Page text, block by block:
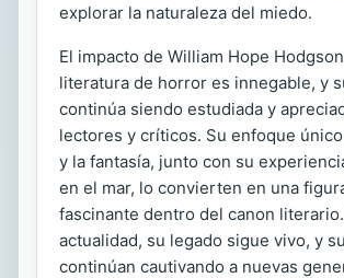
explorar la naturaleza del miedo.
El impacto de William Hope
literatura de horror es innegable, y
continúa siendo estudiada y
lectores y críticos. Su enfoque
y la fantasía, junto con su
en el mar, lo convierten en una
fascinante dentro del canon
actualidad, su legado sigue vivo, y
continúan cautivando a nuevas